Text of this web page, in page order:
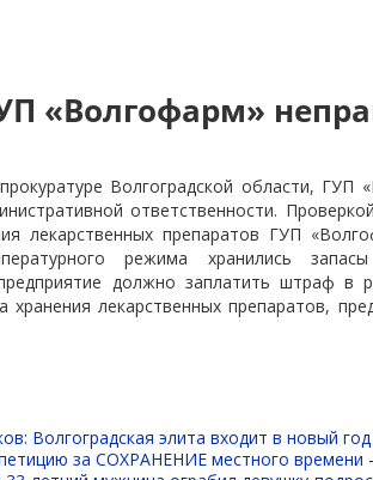
«Волгофарм»
Волгоградской области,
ответственности.
лекарственных препаратов ГУП
режима хранились
должно заплатить штраф в
хранения лекарственных препаратов,
Волгоградская элита входит в новый
за СОХРАНЕНИЕ местного времени